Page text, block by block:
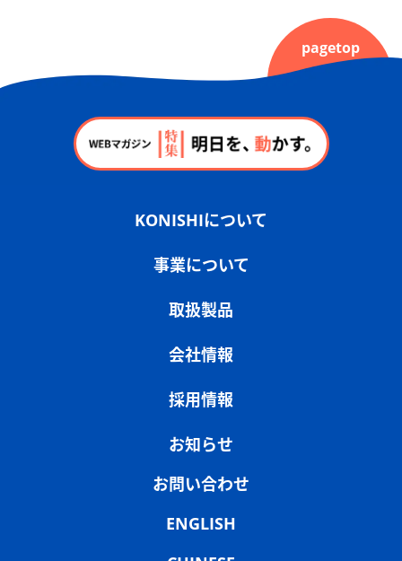
KONISHIについて
事業について
取扱製品
会社情報
採用情報
お知らせ
お問い合わせ
ENGLISH
pagetop